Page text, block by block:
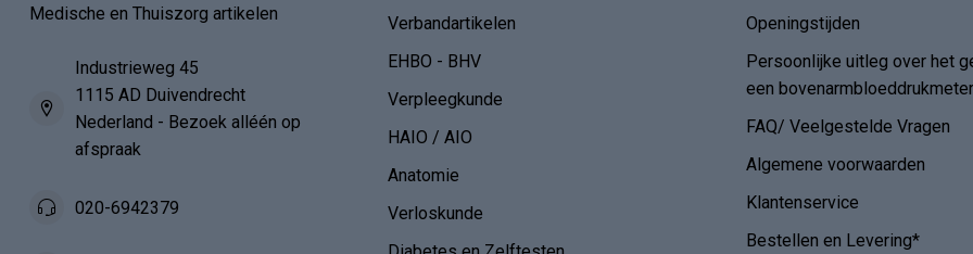
Medische en Thuiszorg artikelen
Industrieweg 45
1115 AD Duivendrecht
Nederland - Bezoek alléén op
afspraak
020-6942379
Verbandartikelen
EHBO - BHV
Verpleegkunde
HAIO / AIO
Anatomie
Verloskunde
Openingstijden
Persoonlijke uitleg over het
een bovenarmbloeddrukmeter
FAQ/ Veelgestelde Vragen
Algemene voorwaarden
Klantenservice
Bestellen en Levering*